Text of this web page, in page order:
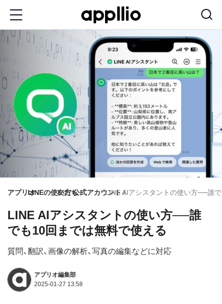
テ
ツ
に
移
動
アプリオLINEの使い方
友だち公式アカウントLINE AIアシスタントの使い方──誰
LINE AIアシスタントの使い方──誰
でも10回までは無料で使える
質問、翻訳、画像の解析、写真の編集などに対応
アプリオ編集部
2025-01-27 13:58